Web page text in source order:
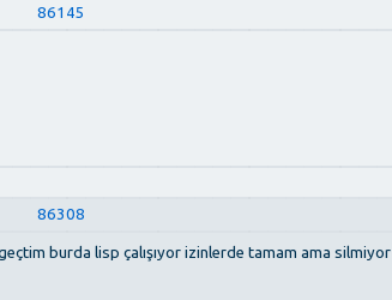
86145
86308
burda lisp çalışıyor izinlerde tamam ama silmiyor